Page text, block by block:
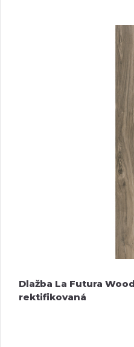
Dlažba La Futura
rektifikovaná